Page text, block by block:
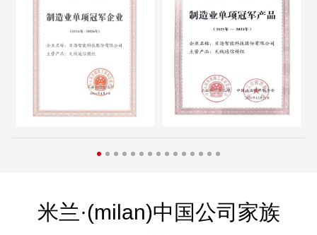
米兰·(milan)中国公司家族